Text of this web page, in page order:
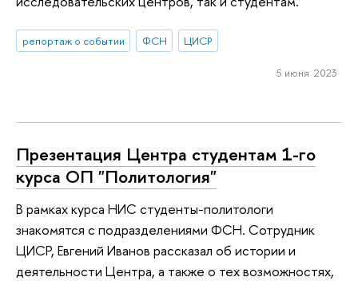
репортаж о событии ФСН ЦИСР
5 июня 2023
Презентация Центра студентам 1-го
курса ОП "Политология"
В рамках курса НИС студенты-политологи
знакомятся с подразделениями ФСН. Сотрудник
ЦИСР, Евгений Иванов рассказал об истории и
деятельности Центра, а также о тех возможностях,